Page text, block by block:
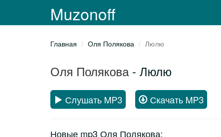
Muzonoff
Главная Оля Полякова Люлю
Оля Полякова- Люлю
Слушать MP3 Скачать MP3
Новые mp3 Оля Полякова: